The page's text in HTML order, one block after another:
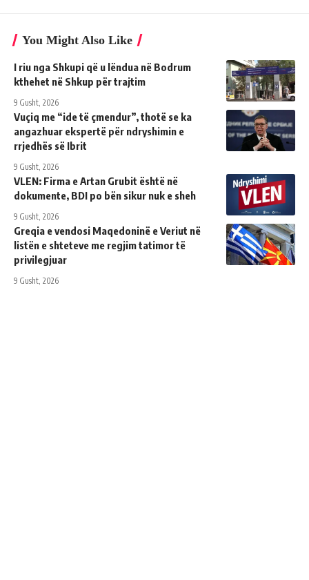
You Might Also Like
I riu nga Shkupi që u lëndua në Bodrum
kthehet në Shkup për trajtim
9 Gusht, 2026
Vuçiq me “ide të çmendur”, thotë se ka
angazhuar ekspertë për ndryshimin e
rrjedhës së Ibrit
9 Gusht, 2026
VLEN: Firma e Artan Grubit është në
dokumente, BDI po bën sikur nuk e sheh
9 Gusht, 2026
Greqia e vendosi Maqedoninë e Veriut në
listën e shteteve me regjim tatimor të
privilegjuar
9 Gusht, 2026